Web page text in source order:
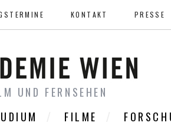
KONTAKT PRESSE
UND FERNSEHEN
FILME